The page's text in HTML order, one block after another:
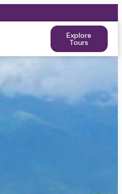
Explore
Tours